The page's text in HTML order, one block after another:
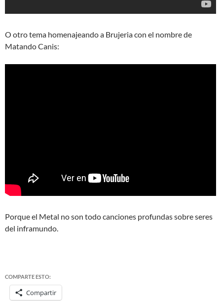
O otro tema homenajeando a Brujeria con el nombre de
Matando Canis:
Porque el Metal no son todo canciones profundas sobre seres
del inframundo.
COMPARTE ESTO:
Compartir